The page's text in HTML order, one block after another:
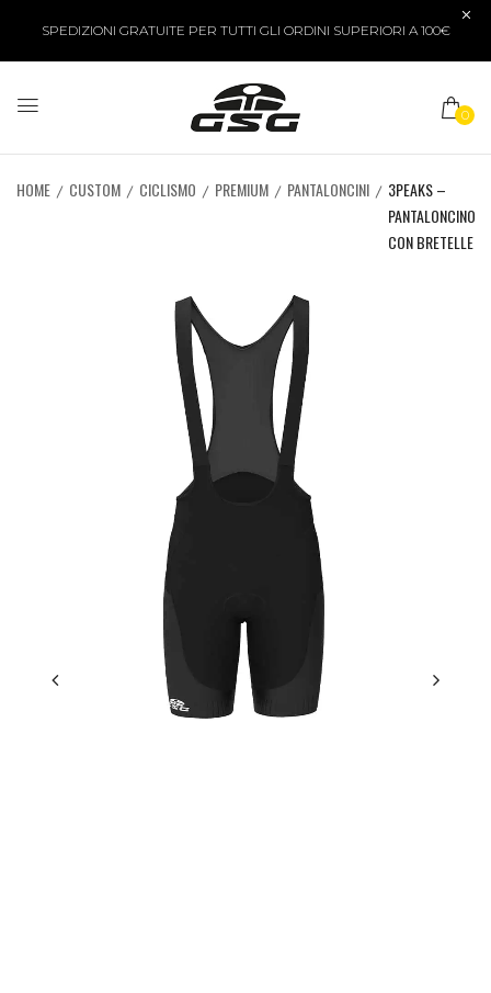
SPEDIZIONI GRATUITE PER TUTTI GLI ORDINI SUPERIORI A 100€
0
HOME CUSTOM CICLISMO PREMIUM PANTALONCINI
3PEAKS –
PANTALONCINO
CON BRETELLE